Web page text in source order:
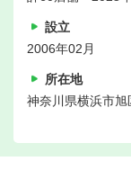
設立
2006年02月
所在地
神奈川県横浜市